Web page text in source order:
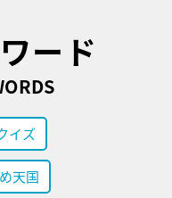
ード
イズ
天国